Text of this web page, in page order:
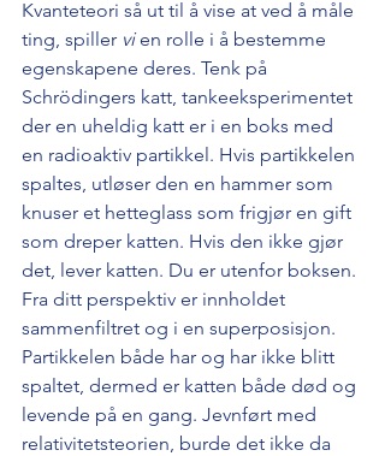
Kvanteteori så ut til å vise at ved å måle
ting, spiller vi en rolle i å bestemme
egenskapene deres. Tenk på
Schrödingers katt, tankeeksperimentet
der en uheldig katt er i en boks med
en radioaktiv partikkel. Hvis partikkelen
spaltes, utløser den en hammer som
knuser et hetteglass som frigjør en gift
som dreper katten. Hvis den ikke gjør
det, lever katten. Du er utenfor boksen.
Fra ditt perspektiv er innholdet
sammenfiltret og i en superposisjon.
Partikkelen både har og har ikke blitt
spaltet, dermed er katten både død og
levende på en gang. Jevnført med
relativitetsteorien, burde det ikke da